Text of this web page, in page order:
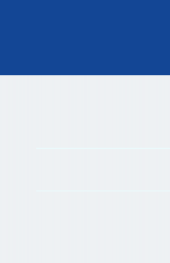
TRANSPARENCIA